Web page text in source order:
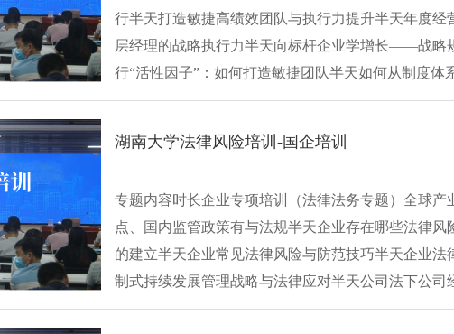
行半天打造敏捷高绩效团队与执行力提升半天年度经
层经理的战略执行力半天向标杆企业学增长——战略
行“活性因子”：如何打造敏捷团队半天如何从制度体
目标，铺排···
湖南大学法律风险培训-国企培训
专题内容时长企业专项培训（法律法务专题）全球产
点、国内监管政策有与法规半天企业存在哪些法律风
的建立半天企业常见法律风险与防范技巧半天企业法
制式持续发展管理战略与法律应对半天公司法下公司
的建立——···